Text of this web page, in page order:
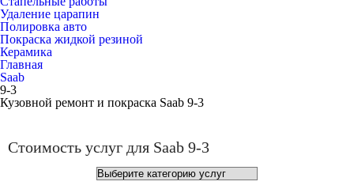
Удаление царапин
Полировка авто
Покраска жидкой резиной
Керамика
Главная
Saab
9-3
Кузовной ремонт и покраска Saab 9-3
Стоимость услуг для Saab 9-3